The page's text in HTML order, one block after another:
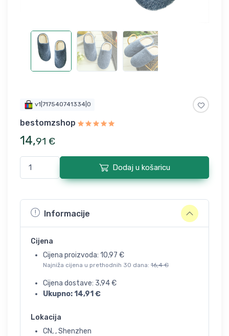
v1|717540741334|0
bestomzshop
14,91 €
Dodaj u košaricu
Informacije
Cijena
Cijena proizvoda: 10,97 €
Najniža cijena u prethodnih 30 dana: 16,4 €
Cijena dostave: 3,94€
Ukupno:14,91 €
Lokacija
CN, , Shenzhen